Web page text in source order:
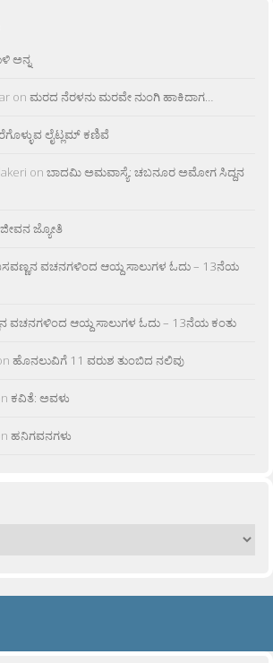
ಅನ್ನ
on ಮರದ ನೆರಳನು ಮರವೇ ನುಂಗಿ ಹಾಕಿದಾಗ…
ಲೈಟ್ಲಮ್ ಕಣಿವೆ
on ಬಾದಮಿ ಅಮವಾಸ್ಯೆ: ಚಬನೂರ ಅಮೋಗ ಸಿದ್ದನ
ಜ್ಯೋತಿ
ವಚನಗಳಿಂದ ಆಯ್ದ ಸಾಲುಗಳ ಓದು – 13ನೆಯ
ವಚನಗಳಿಂದ ಆಯ್ದ ಸಾಲುಗಳ ಓದು – 13ನೆಯ ಕಂತು
ಹೊನಲುವಿಗೆ 11 ವರುಶ ತುಂಬಿದ ನಲಿವು
ಕವಿತೆ: ಅವಳು
ಹನಿಗವನಗಳು